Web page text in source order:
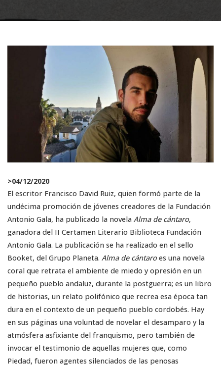
>04/12/2020
El escritor Francisco David Ruiz, quien formó parte de la
undécima promoción de jóvenes creadores de la Fundación
Antonio Gala, ha publicado la novela Alma de cántaro,
ganadora del II Certamen Literario Biblioteca Fundación
Antonio Gala. La publicación se ha realizado en el sello
Booket, del Grupo Planeta. Alma de cántaroes una novela
coral que retrata el ambiente de miedo y opresión en un
pequeño pueblo andaluz, durante la postguerra; es un libro
de historias, un relato polifónico que recrea esa época tan
dura en el contexto de un pequeño pueblo cordobés. Hay
en sus páginas una voluntad de novelar el desamparo y la
atmósfera asfixiante del franquismo, pero también de
invocar el testimonio de aquellas mujeres que, como
Piedad, fueron agentes silenciados de las penosas